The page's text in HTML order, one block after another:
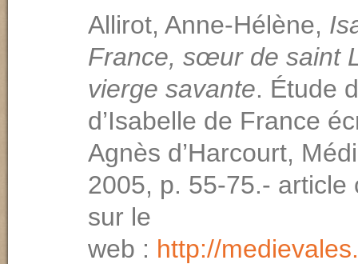
Allirot, Anne-Hélène,
France, sœur de saint
vierge savante. Étude
d’Isabelle de France
Agnès d’Harcourt,
2005, p. 55-75.- article
sur le
web : http://